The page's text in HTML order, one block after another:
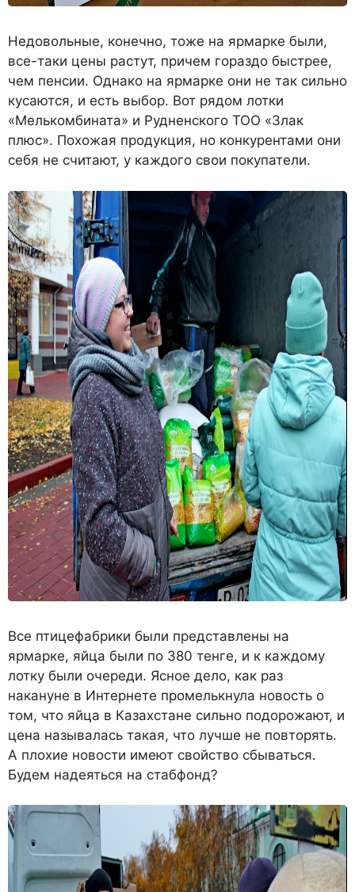
Недовольные, конечно, тоже на ярмарке были,
все-таки цены растут, причем гораздо быстрее,
чем пенсии. Однако на ярмарке они не так сильно
кусаются, и есть выбор. Вот рядом лотки
«Мелькомбината» и Рудненского ТОО «Злак
плюс». Похожая продукция, но конкурентами они
себя не считают, у каждого свои покупатели.
Все птицефабрики были представлены на
ярмарке, яйца были по 380 тенге, и к каждому
лотку были очереди. Ясное дело, как раз
накануне в Интернете промелькнула новость о
том, что яйца в Казахстане сильно подорожают, и
цена называлась такая, что лучше не повторять.
А плохие новости имеют свойство сбываться.
Будем надеяться на стабфонд?